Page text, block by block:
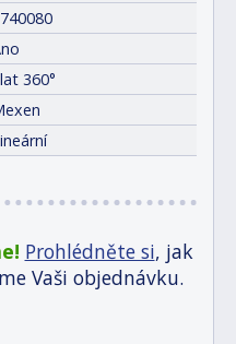
360°
Prohlédněte si, jak
Vaši objednávku.